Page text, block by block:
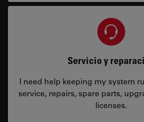
Servicio y
I need help keeping my system
service, repairs, spare parts,
licenses.